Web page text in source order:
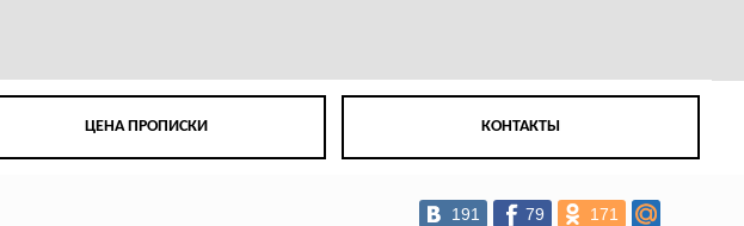
ЦЕНА ПРОПИСКИ КОНТАКТЫ
191 79 171